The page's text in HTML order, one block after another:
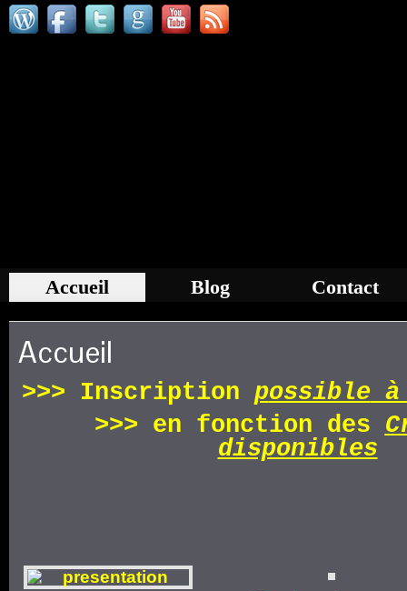
Accueil Blog Contact
Accueil
>>> Inscription possible à
>>> en fonction des
disponibles